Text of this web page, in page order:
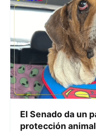
El Senado da un
protección